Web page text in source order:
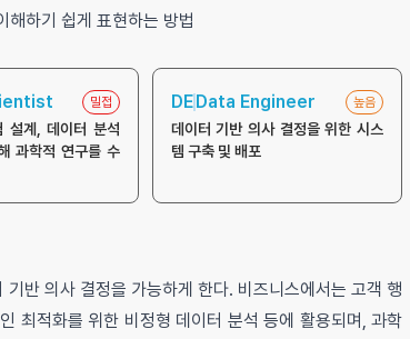
해하기 쉽게 표현하는 방법
밀접
설계, 데이터 분석
과학적 연구를 수
DEData Engineer 높음
데이터 기반 의사 결정을 위한 시스
템 구축 및 배포
반 의사 결정을 가능하게 한다. 비즈니스에서는 고객 행
최적화를 위한 비정형 데이터 분석 등에 활용되며, 과학